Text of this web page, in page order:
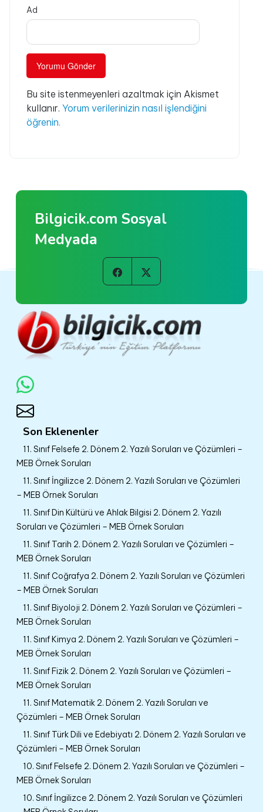
Ad
Bu site istenmeyenleri azaltmak için Akismet
kullanır. Yorum verilerinizin nasıl işlendiğini
öğrenin.
Bilgicik.com Sosyal
Medyada
Son Eklenenler
11. Sınıf Felsefe 2. Dönem 2. Yazılı Soruları ve Çözümleri –
MEB Örnek Soruları
11. Sınıf İngilizce 2. Dönem 2. Yazılı Soruları ve Çözümleri
– MEB Örnek Soruları
11. Sınıf Din Kültürü ve Ahlak Bilgisi 2. Dönem 2. Yazılı
Soruları ve Çözümleri – MEB Örnek Soruları
11. Sınıf Tarih 2. Dönem 2. Yazılı Soruları ve Çözümleri –
MEB Örnek Soruları
11. Sınıf Coğrafya 2. Dönem 2. Yazılı Soruları ve Çözümleri
– MEB Örnek Soruları
11. Sınıf Biyoloji 2. Dönem 2. Yazılı Soruları ve Çözümleri –
MEB Örnek Soruları
11. Sınıf Kimya 2. Dönem 2. Yazılı Soruları ve Çözümleri –
MEB Örnek Soruları
11. Sınıf Fizik 2. Dönem 2. Yazılı Soruları ve Çözümleri –
MEB Örnek Soruları
11. Sınıf Matematik 2. Dönem 2. Yazılı Soruları ve
Çözümleri – MEB Örnek Soruları
11. Sınıf Türk Dili ve Edebiyatı 2. Dönem 2. Yazılı Soruları ve
Çözümleri – MEB Örnek Soruları
10. Sınıf Felsefe 2. Dönem 2. Yazılı Soruları ve Çözümleri –
MEB Örnek Soruları
10. Sınıf İngilizce 2. Dönem 2. Yazılı Soruları ve Çözümleri